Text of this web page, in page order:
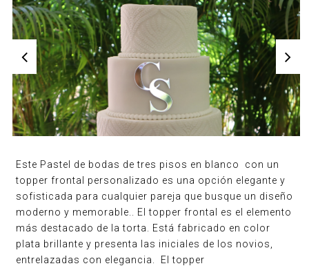
Este Pastel de bodas de tres pisos en blanco con un
topper frontal personalizado es una opción elegante y
sofisticada para cualquier pareja que busque un diseño
moderno y memorable.. El topper frontal es el elemento
más destacado de la torta. Está fabricado en color
plata brillante y presenta las iniciales de los novios,
entrelazadas con elegancia. El topper